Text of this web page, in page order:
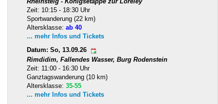
Zeit: 10:15 - 18:30 Uhr
Sportwanderung (22 km)
Altersklasse: ab 40
... mehr Infos und Tickets
Datum: So, 13.09.26
Rimdidim, Fallendes Wasser, Burg Rodenstein
Zeit: 11:00 - 16:30 Uhr
Ganztagswanderung (10 km)
Altersklasse: 35-55
... mehr Infos und Tickets